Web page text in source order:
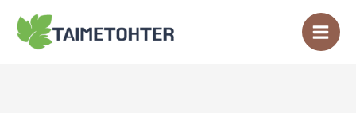
content